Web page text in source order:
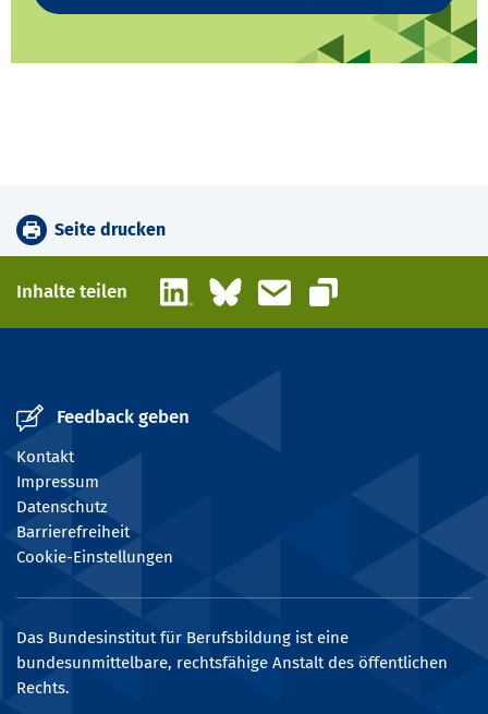
Seite drucken
Inhalte teilen LinkedInBlueskyE-Mail
Link kopieren
Feedback geben
Kontakt
Impressum
Datenschutz
Barrierefreiheit
Cookie-Einstellungen
Das Bundesinstitut für Berufsbildung ist eine
bundesunmittelbare, rechtsfähige Anstalt des öffentlichen
Rechts.